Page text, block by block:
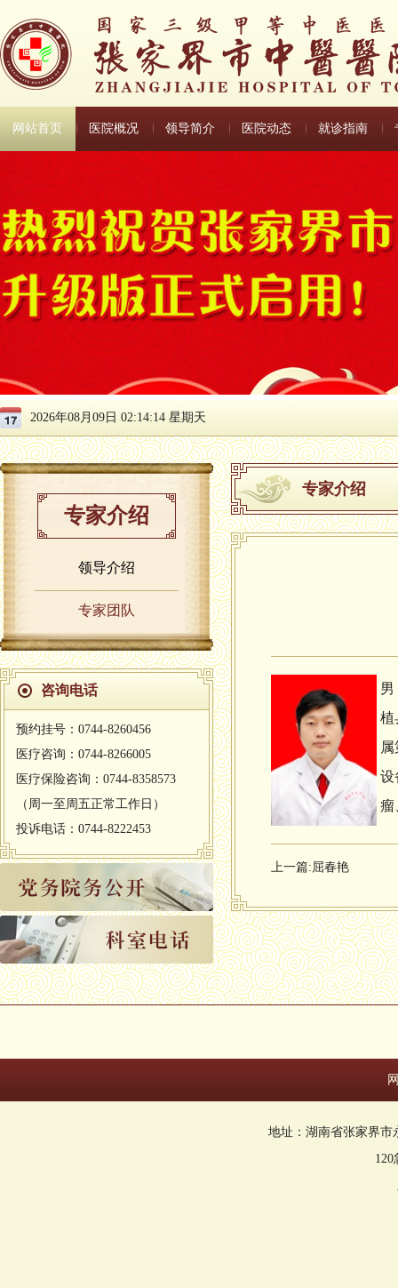
网站首页 医院概况 领导简介 医院动态 就诊指南
2026年08月09日 02:14:15 星期天
专家介绍
领导介绍
专家团队
咨询电话
预约挂号：0744-8260456
医疗咨询：0744-8266005
医疗保险咨询：0744-8358573
（周一至周五正常工作日）
投诉电话：0744-8222453
专家介绍
男
植
设
瘤
上一篇:屈春艳
地址：湖南省张家界市
120